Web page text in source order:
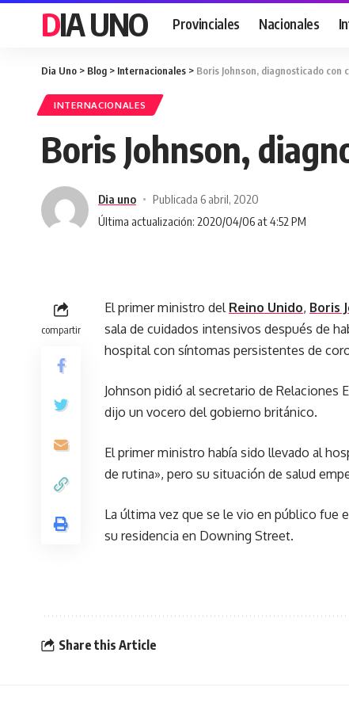
DIA UNO Provinciales Nacionales
Dia Uno > Blog > Internacionales > Boris Johnson, diagnosticado
INTERNACIONALES
Boris Johnson,
Última actualización: 2020/04/06 at 4:52 PM
Dia uno Publicada 6 abril, 2020
compartir
El primer ministro del Reino Unido, Boris
sala de cuidados intensivos después de
hospital con síntomas persistentes de
Johnson pidió al secretario de Relaciones
dijo un vocero del gobierno británico.
El primer ministro había sido llevado al
de rutina», pero su situación de salud
La última vez que se le vio en público fue
su residencia en Downing Street.
Share this Article